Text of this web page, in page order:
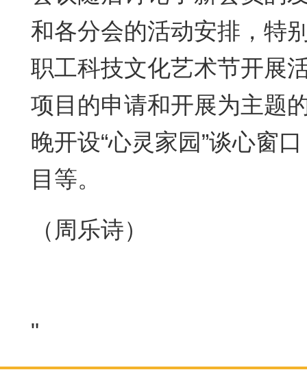
和各分会的活动安排，特
职工科技文化艺术节开展
项目的申请和开展为主题
晚开设“心灵家园”谈心窗
目等。
（周乐诗）
"